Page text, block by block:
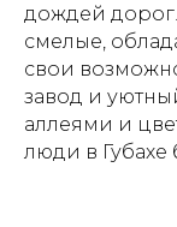
дождей
смелые,
свои
завод и
аллеями и
люди в Губахе